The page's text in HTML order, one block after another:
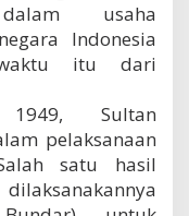
usaha
Indonesia
itu dari
Sultan
pelaksanaan
satu hasil